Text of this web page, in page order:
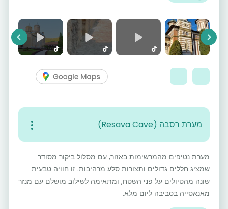
Next
מערת רסבה (Resava Cave)
מערת נטיפים מהמרשימות באזור, עם מסלול ביקור מסודר
שמציג חללים גדולים ותצורות סלע מרהיבות. זו חוויה טבעית
שונה מהטיולים על פני השטח, ומתאימה לשילוב מושלם עם מנזר
מאנאסייה בסביבה ליום מלא.